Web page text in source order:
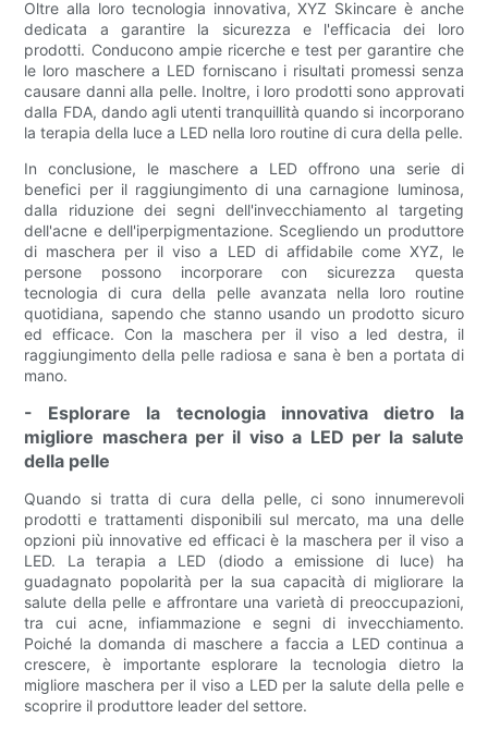
Oltre alla loro tecnologia innovativa, XYZ Skincare è anche
dedicata a garantire la sicurezza e l'efficacia dei loro
prodotti. Conducono ampie ricerche e test per garantire che
le loro maschere a LED forniscano i risultati promessi senza
causare danni alla pelle. Inoltre, i loro prodotti sono approvati
dalla FDA, dando agli utenti tranquillità quando si incorporano
la terapia della luce a LED nella loro routine di cura della pelle.
In conclusione, le maschere a LED offrono una serie di
benefici per il raggiungimento di una carnagione luminosa,
dalla riduzione dei segni dell'invecchiamento al targeting
dell'acne e dell'iperpigmentazione. Scegliendo un produttore
di maschera per il viso a LED di affidabile come XYZ, le
persone possono incorporare con sicurezza questa
tecnologia di cura della pelle avanzata nella loro routine
quotidiana, sapendo che stanno usando un prodotto sicuro
ed efficace. Con la maschera per il viso a led destra, il
raggiungimento della pelle radiosa e sana è ben a portata di
mano.
- Esplorare la tecnologia innovativa dietro la
migliore maschera per il viso a LED per la salute
della pelle
Quando si tratta di cura della pelle, ci sono innumerevoli
prodotti e trattamenti disponibili sul mercato, ma una delle
opzioni più innovative ed efficaci è la maschera per il viso a
LED. La terapia a LED (diodo a emissione di luce) ha
guadagnato popolarità per la sua capacità di migliorare la
salute della pelle e affrontare una varietà di preoccupazioni,
tra cui acne, infiammazione e segni di invecchiamento.
Poiché la domanda di maschere a faccia a LED continua a
crescere, è importante esplorare la tecnologia dietro la
migliore maschera per il viso a LED per la salute della pelle e
scoprire il produttore leader del settore.